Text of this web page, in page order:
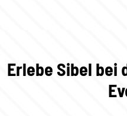
Erlebe Sibel bei